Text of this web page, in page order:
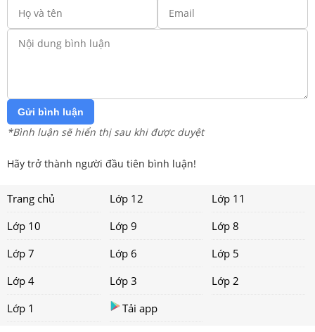
Gửi bình luận
*Bình luận sẽ hiển thị sau khi được duyệt
Hãy trở thành người đầu tiên bình luận!
Trang chủ Lớp 12
Lớp 11
Lớp 10
Lớp 9
Lớp 8
Lớp 7
Lớp 6
Lớp 5
Lớp 4
Lớp 3
Lớp 2
Lớp 1
Tải app